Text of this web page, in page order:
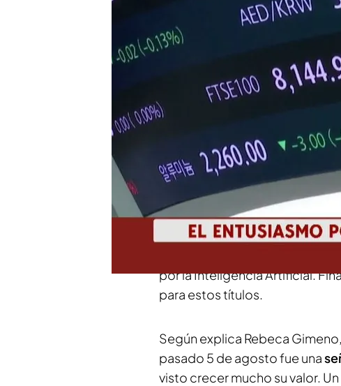
La IA mejora la
riesgos como la destrucción
Lunes negro en las bolsas
el temor a una recesión en
Inteligencia Artificialha
de la burbuja.Según explica
la bolsa japonesa y el efecto
por la Inteligencia Artificial.
para estos títulos.
Según explica Rebeca
pasado 5 de agosto fue una
visto crecer mucho su valor.